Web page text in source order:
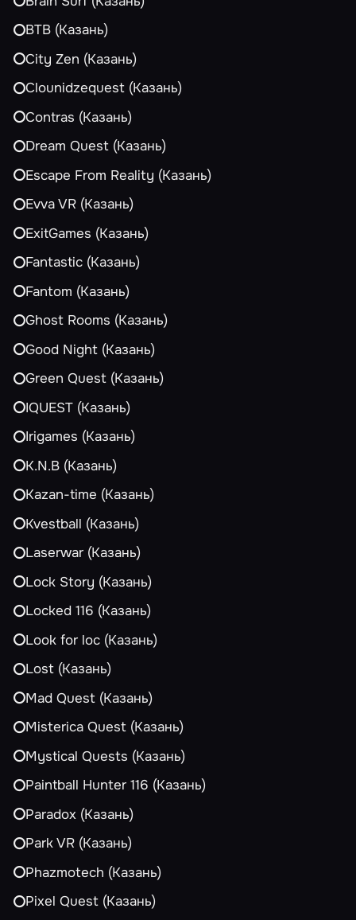
BTB (Казань)
City Zen (Казань)
Clounidzequest (Казань)
Contras (Казань)
Dream Quest (Казань)
Escape From Reality (Казань)
Evva VR (Казань)
ExitGames (Казань)
Fantastic (Казань)
Fantom (Казань)
Ghost Rooms (Казань)
Good Night (Казань)
Green Quest (Казань)
IQUEST (Казань)
Irigames (Казань)
K.N.B (Казань)
Kazan-time (Казань)
Kvestball (Казань)
Laserwar (Казань)
Lock Story (Казань)
Locked 116 (Казань)
Look for loc (Казань)
Lost (Казань)
Mad Quest (Казань)
Misterica Quest (Казань)
Mystical Quests (Казань)
Paintball Hunter 116 (Казань)
Paradox (Казань)
Park VR (Казань)
Phazmotech (Казань)
Pixel Quest (Казань)